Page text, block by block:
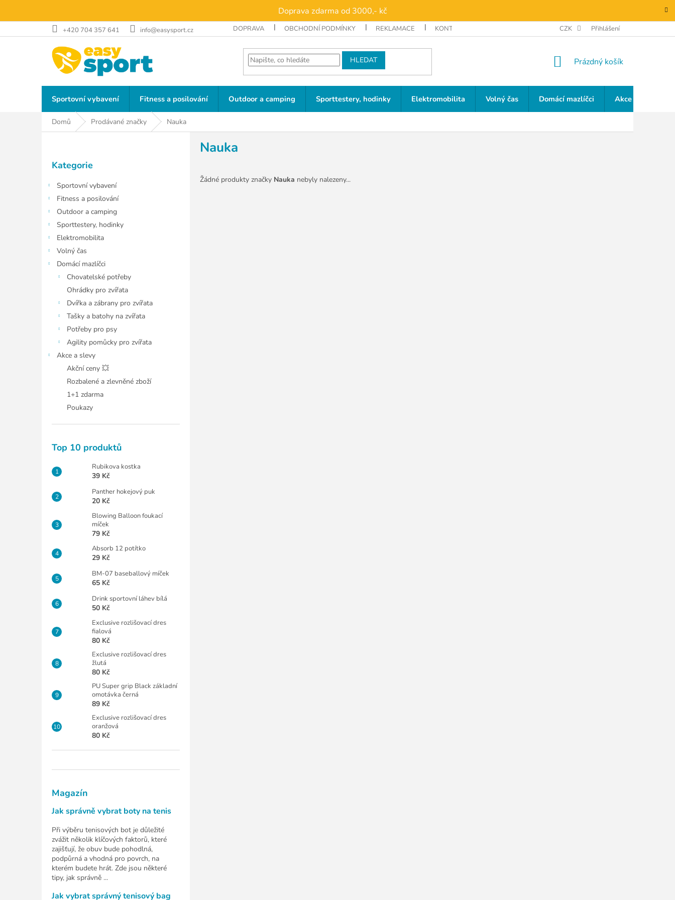
obsah
Doprava zdarma od 3000,- kč
+420 704 357 641 info@easysport.cz DOPRAVA OBCHODNÍ PODMÍNKY REKLAMACE KONTAKTY CZK Přihlášení
HLEDAT
NÁKUPNÍ
Prázdný košík
Sportovní vybavení Fitness a posilování Outdoor a camping Sporttestery, hodinky Elektromobilita Volný čas Domácí mazlíčci Akce a slevy
Domů Prodávané značky Nauka
P
kategorie
Kategorie
Sportovní vybavení
Fitness a posilování
Outdoor a camping
Sporttestery, hodinky
Elektromobilita
Volný čas
Domácí mazlíčci
Chovatelské potřeby
Ohrádky pro zvířata
Dvířka a zábrany pro zvířata
Tašky a batohy na zvířata
Potřeby pro psy
Agility pomůcky pro zvířata
Akce a slevy
Akční ceny 💥
Rozbalené a zlevněné zboží
1+1 zdarma
Poukazy
Top 10 produktů
Rubikova kostka
39 Kč
Panther hokejový puk
20 Kč
Blowing Balloon foukací
míček
79 Kč
Absorb 12 potítko
29 Kč
BM-07 baseballový míček
65 Kč
Drink sportovní láhev bílá
50 Kč
Exclusive rozlišovací dres
fialová
80 Kč
Exclusive rozlišovací dres
žlutá
80 Kč
PU Super grip Black základní
omotávka černá
89 Kč
Exclusive rozlišovací dres
oranžová
80 Kč
Magazín
Jak správně vybrat boty na tenis
Při výběru tenisových bot je důležité
zvážit několik klíčových faktorů, které
zajišťují, že obuv bude pohodlná,
podpůrná a vhodná pro povrch, na
kterém budete hrát. Zde jsou některé
tipy, jak správně ...
Jak vybrat správný tenisový bag
Nauka
Žádné produkty značky Nauka nebyly nalezeny...